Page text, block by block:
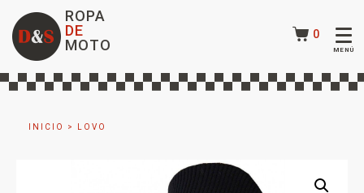
ROPA
DE
MOTO
0
INICIO > LOVO